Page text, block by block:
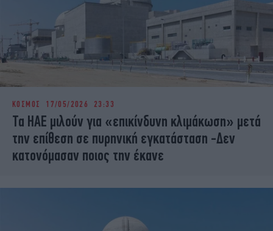
ΚΟΣΜΟΣ 17/05/2026 23:33
Τα ΗΑΕ μιλούν για «επικίνδυνη κλιμάκωση» μετά
την επίθεση σε πυρηνική εγκατάσταση -Δεν
κατονόμασαν ποιος την έκανε